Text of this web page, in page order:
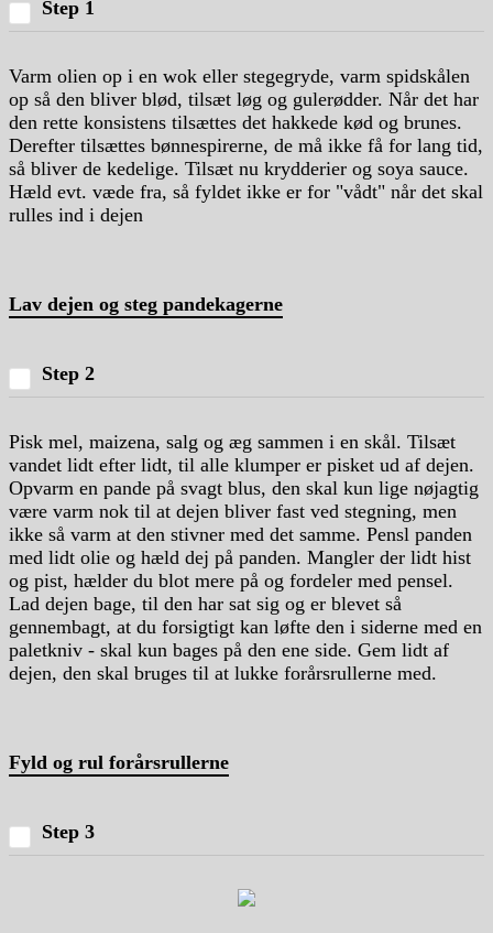
Step 1
Varm olien op i en wok eller stegegryde, varm spidskålen
op så den bliver blød, tilsæt løg og gulerødder. Når det har
den rette konsistens tilsættes det hakkede kød og brunes.
Derefter tilsættes bønnespirerne, de må ikke få for lang tid,
så bliver de kedelige. Tilsæt nu krydderier og soya sauce.
Hæld evt. væde fra, så fyldet ikke er for "vådt" når det skal
rulles ind i dejen
Lav dejen og steg pandekagerne
Step 2
Pisk mel, maizena, salg og æg sammen i en skål. Tilsæt
vandet lidt efter lidt, til alle klumper er pisket ud af dejen.
Opvarm en pande på svagt blus, den skal kun lige nøjagtig
være varm nok til at dejen bliver fast ved stegning, men
ikke så varm at den stivner med det samme. Pensl panden
med lidt olie og hæld dej på panden. Mangler der lidt hist
og pist, hælder du blot mere på og fordeler med pensel.
Lad dejen bage, til den har sat sig og er blevet så
gennembagt, at du forsigtigt kan løfte den i siderne med en
paletkniv - skal kun bages på den ene side. Gem lidt af
dejen, den skal bruges til at lukke forårsrullerne med.
Fyld og rul forårsrullerne
Step 3